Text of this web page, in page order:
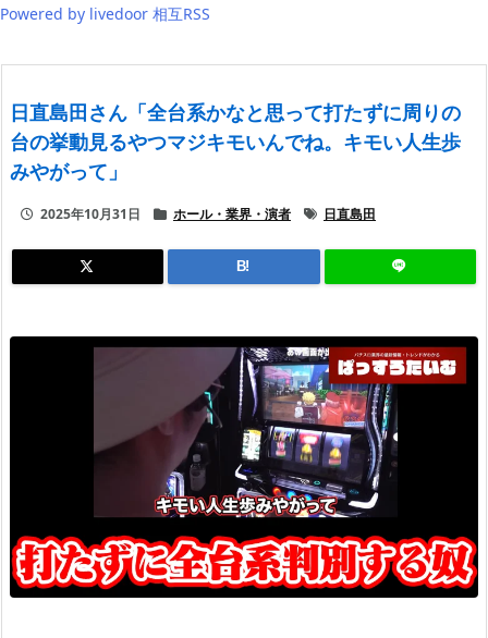
Powered by livedoor 相互RSS
日直島田さん「全台系かなと思って打たずに周りの
台の挙動見るやつマジキモいんでね。キモい人生歩
みやがって」
2025年10月31日 ホール・業界・演者 日直島田
B!